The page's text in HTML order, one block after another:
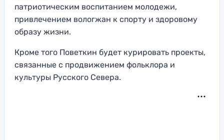
патриотическим воспитанием молодежи,
привлечением вологжан к спорту и здоровому
образу жизни.
Кроме того Поветкин будет курировать проекты,
связанные с продвижением фольклора и
культуры Русского Севера.